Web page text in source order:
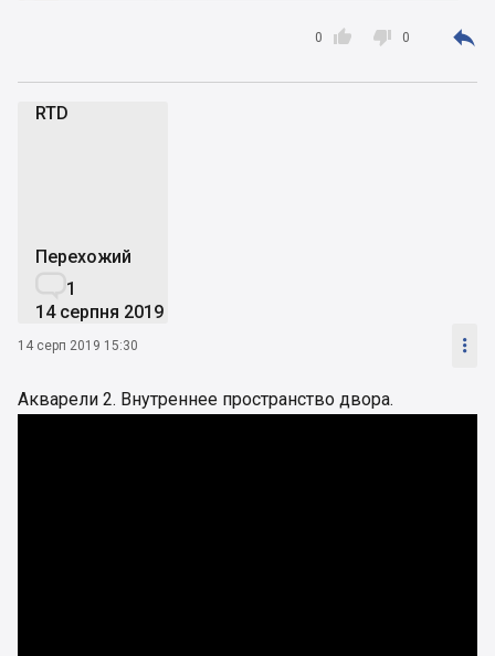

0  0 
RTD
Перехожий
1
14 серпня 2019
14 серп 2019 15:30 
Акварели 2. Внутреннее пространство двора.